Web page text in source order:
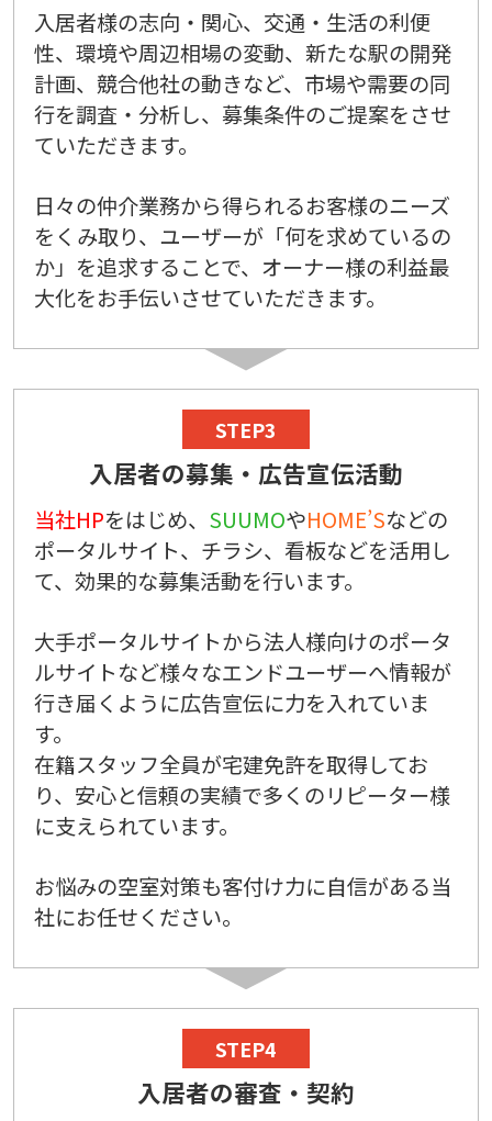
入居者様の志向・関心、交通・生活の利便
性、環境や周辺相場の変動、新たな駅の開発
計画、競合他社の動きなど、市場や需要の同
行を調査・分析し、募集条件のご提案をさせ
ていただきます。
日々の仲介業務から得られるお客様のニーズ
をくみ取り、ユーザーが「何を求めているの
か」を追求することで、オーナー様の利益最
大化をお手伝いさせていただきます。
STEP3
入居者の募集・広告宣伝活動
当社HPをはじめ、 SUUMOやHOME’Sなどの
ポータルサイト、チラシ、看板などを活用し
て、効果的な募集活動を行います。
大手ポータルサイトから法人様向けのポータ
ルサイトなど様々なエンドユーザーへ情報が
行き届くように広告宣伝に力を入れていま
す。
在籍スタッフ全員が宅建免許を取得してお
り、安心と信頼の実績で多くのリピーター様
に支えられています。
お悩みの空室対策も客付け力に自信がある当
社にお任せください。
STEP4
入居者の審査・契約